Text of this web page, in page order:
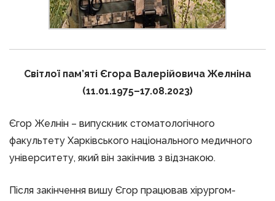
Світлої пам’яті Єгора Валерійовича Желніна
(11.01.1975–17.08.2023)
Єгор Желнін – випускник стоматологічного
факультету Харківського національного медичного
університету, який він закінчив з відзнакою.
Після закінчення вишу Єгор працював хірургом-